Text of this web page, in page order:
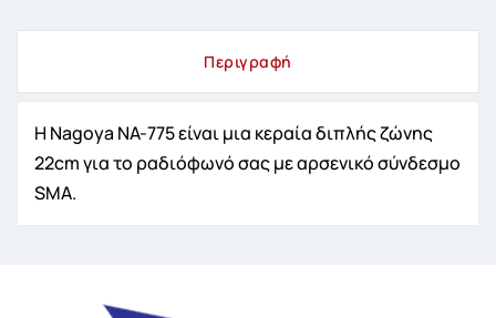
Περιγραφή
Η Nagoya NA-775 είναι μια κεραία διπλής ζώνης
22cm για το ραδιόφωνό σας με αρσενικό σύνδεσμο
SMA.